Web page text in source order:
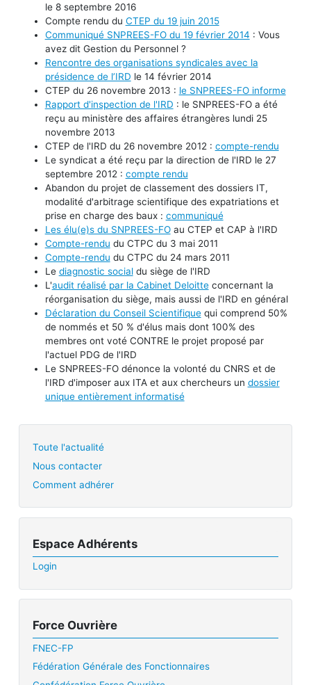
le 8 septembre 2016
Compte rendu du CTEP du 19 juin 2015
Communiqué SNPREES-FO du 19 février 2014 : Vous
avez dit Gestion du Personnel ?
Rencontre des organisations syndicales avec la
présidence de l’IRD le 14 février 2014
CTEP du 26 novembre 2013 : le SNPREES-FO informe
Rapport d'inspection de l'IRD : le SNPREES-FO a été
reçu au ministère des affaires étrangères lundi 25
novembre 2013
CTEP de l'IRD du 26 novembre 2012 : compte-rendu
Le syndicat a été reçu par la direction de l'IRD le 27
septembre 2012 : compte rendu
Abandon du projet de classement des dossiers IT,
modalité d'arbitrage scientifique des expatriations et
prise en charge des baux : communiqué
Les élu(e)s du SNPREES-FOau CTEP et CAP à l'IRD
Compte-rendu du CTPC du 3 mai 2011
Compte-rendu du CTPC du 24 mars 2011
Le diagnostic socialdu siège de l'IRD
L'audit réalisé par la Cabinet Deloitteconcernant la
réorganisation du siège, mais aussi de l'IRD en général
Déclaration du Conseil Scientifiquequi comprend 50%
de nommés et 50 % d'élus mais dont 100% des
membres ont voté CONTRE le projet proposé par
l'actuel PDG de l'IRD
Le SNPREES-FO dénonce la volonté du CNRS et de
l'IRD d'imposer aux ITA et aux chercheurs un dossier
unique entièrement informatisé
Toute l'actualité
Nous contacter
Comment adhérer
Espace Adhérents
Login
Force Ouvrière
FNEC-FP
Fédération Générale des Fonctionnaires